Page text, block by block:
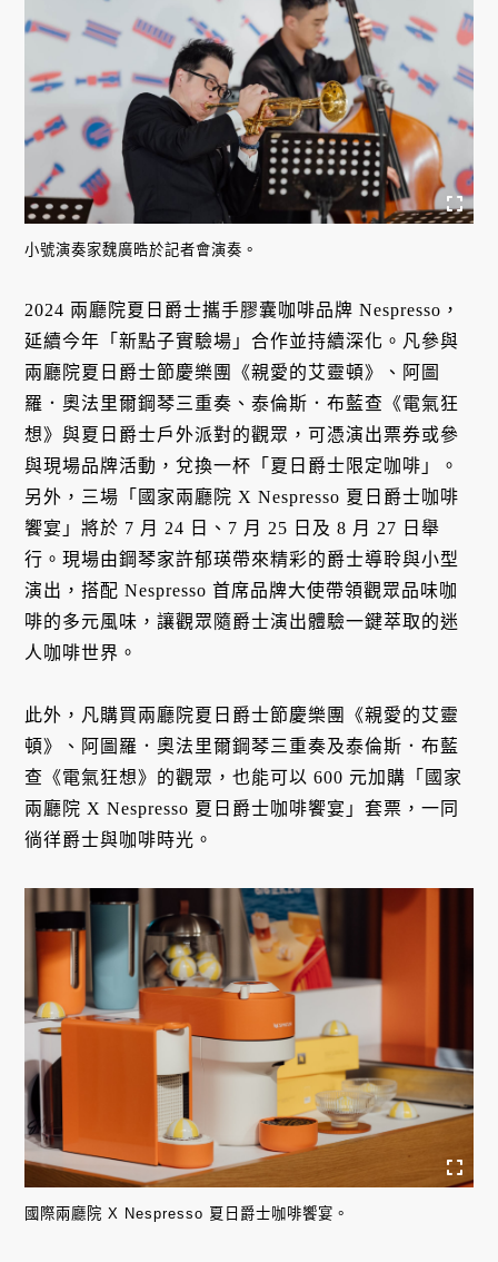
小號演奏家魏廣晧於記者會演奏。
2024 兩廳院夏日爵士攜手膠囊咖啡品牌 Nespresso，
延續今年「新點子實驗場」合作並持續深化。凡參與
兩廳院夏日爵士節慶樂團《親愛的艾靈頓》、阿圖
羅．奧法里爾鋼琴三重奏、泰倫斯．布藍查《電氣狂
想》與夏日爵士戶外派對的觀眾，可憑演出票券或參
與現場品牌活動，兌換一杯「夏日爵士限定咖啡」。
另外，三場「國家兩廳院 X Nespresso 夏日爵士咖啡
饗宴」將於 7 月 24 日、7 月 25 日及 8 月 27 日舉
行。現場由鋼琴家許郁瑛帶來精彩的爵士導聆與小型
演出，搭配 Nespresso 首席品牌大使帶領觀眾品味咖
啡的多元風味，讓觀眾隨爵士演出體驗一鍵萃取的迷
人咖啡世界。
此外，凡購買兩廳院夏日爵士節慶樂團《親愛的艾靈
頓》、阿圖羅．奧法里爾鋼琴三重奏及泰倫斯．布藍
查《電氣狂想》的觀眾，也能可以 600 元加購「國家
兩廳院 X Nespresso 夏日爵士咖啡饗宴」套票，一同
徜徉爵士與咖啡時光。
國際兩廳院 X Nespresso 夏日爵士咖啡饗宴。